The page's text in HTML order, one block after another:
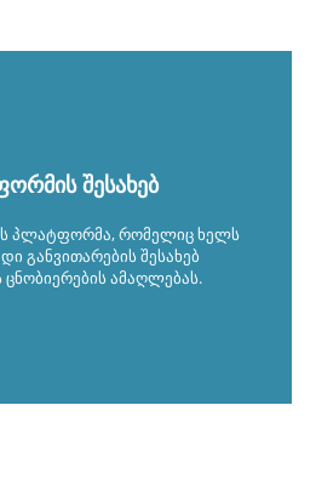
შესახებ
პლატფორმა, რომელიც ხელს
განვითარების შესახებ
ამაღლებას.